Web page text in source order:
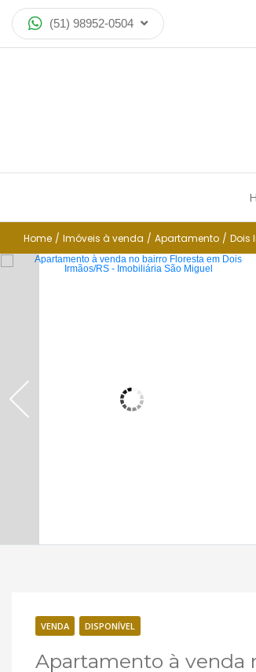
(51) 98952-0504
Home / Imóveis à venda / Apartamento / Dois
VENDA DISPONÍVEL
Apartamento à venda